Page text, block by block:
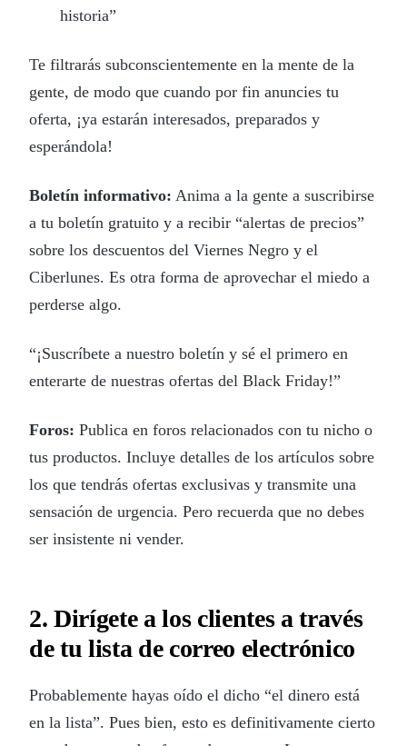
historia”
Te filtrarás subconscientemente en la mente de la
gente, de modo que cuando por fin anuncies tu
oferta, ¡ya estarán interesados, preparados y
esperándola!
Boletín informativo: Anima a la gente a suscribirse
a tu boletín gratuito y a recibir “alertas de precios”
sobre los descuentos del Viernes Negro y el
Ciberlunes. Es otra forma de aprovechar el miedo a
perderse algo.
“¡Suscríbete a nuestro boletín y sé el primero en
enterarte de nuestras ofertas del Black Friday!”
Foros: Publica en foros relacionados con tu nicho o
tus productos. Incluye detalles de los artículos sobre
los que tendrás ofertas exclusivas y transmite una
sensación de urgencia. Pero recuerda que no debes
ser insistente ni vender.
2. Dirígete a los clientes a través
de tu lista de correo electrónico
Probablemente hayas oído el dicho “el dinero está
en la lista”. Pues bien, esto es definitivamente cierto